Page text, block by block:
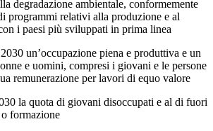
degradazione ambientale, conformemente
programmi relativi alla produzione e al
i paesi più sviluppati in prima linea
un’occupazione piena e produttiva e un
e uomini, compresi i giovani e le persone
remunerazione per lavori di equo valore
la quota di giovani disoccupati e al di fuori
formazione